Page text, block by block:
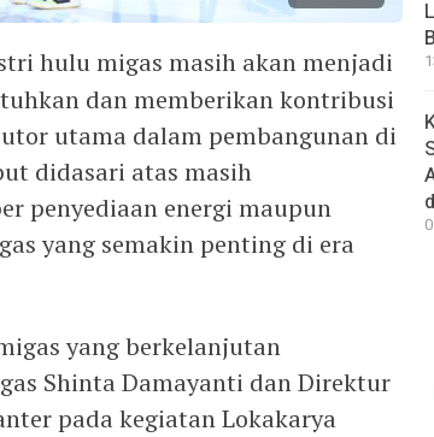
hulu migas masih akan menjadi
dan memberikan kontribusi
utama dalam pembangunan di
didasari atas masih
penyediaan energi maupun
yang semakin penting di era
yang berkelanjutan
Shinta Damayanti dan Direktur
pada kegiatan Lokakarya